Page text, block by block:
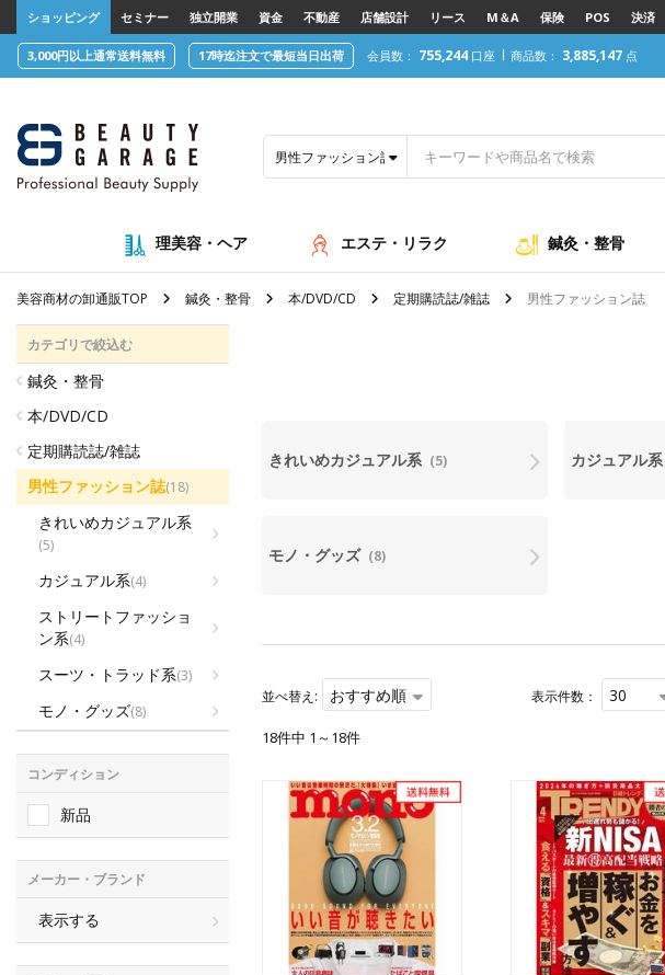
text.skipToContent
text.skipToNavigation
ショッピング セミナー 独立開業 資金 不動産 店舗設計 リース M＆A 保険 POS 決済
3,000円以上通常送料無料 17時迄注文で最短当日出荷 会員数： 755,244 口座 商品数： 3,885,147 点
男性ファッション誌
理美容・ヘア エステ・リラク 鍼灸・整骨
美容商材の卸通販TOP 鍼灸・整骨 本/DVD/CD 定期購読誌/雑誌 男性ファッション誌
カテゴリで絞込む
鍼灸・整骨
本/DVD/CD
定期購読誌/雑誌
男性ファッション誌(18)
きれいめカジュアル系
(5)
カジュアル系(4)
ストリートファッショ
ン系(4)
スーツ・トラッド系(3)
モノ・グッズ(8)
コンディション
新品
メーカー・ブランド
表示する
きれいめカジュアル系 (5) カジュアル系
モノ・グッズ (8)
並べ替え: おすすめ順 表示件数： 30
18件中 1～18件